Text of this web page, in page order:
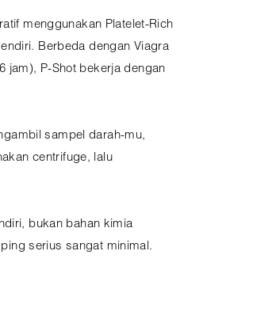
menggunakan Platelet-Rich
Berbeda dengan Viagra
jam), P-Shot bekerja dengan
sampel darah-mu,
centrifuge, lalu
bukan bahan kimia
serius sangat minimal.